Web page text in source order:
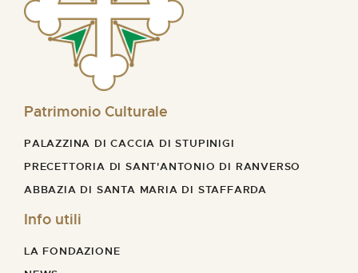
Patrimonio Culturale
PALAZZINA DI CACCIA DI STUPINIGI
PRECETTORIA DI SANT'ANTONIO DI RANVERSO
ABBAZIA DI SANTA MARIA DI STAFFARDA
Info utili
LA FONDAZIONE